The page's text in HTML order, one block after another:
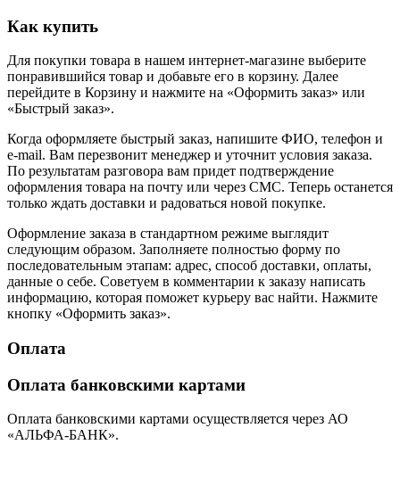
Как купить
Для покупки товара в нашем интернет-магазине выберите
понравившийся товар и добавьте его в корзину. Далее
перейдите в Корзину и нажмите на «Оформить заказ» или
«Быстрый заказ».
Когда оформляете быстрый заказ, напишите ФИО, телефон и
e-mail. Вам перезвонит менеджер и уточнит условия заказа.
По результатам разговора вам придет подтверждение
оформления товара на почту или через СМС. Теперь останется
только ждать доставки и радоваться новой покупке.
Оформление заказа в стандартном режиме выглядит
следующим образом. Заполняете полностью форму по
последовательным этапам: адрес, способ доставки, оплаты,
данные о себе. Советуем в комментарии к заказу написать
информацию, которая поможет курьеру вас найти. Нажмите
кнопку «Оформить заказ».
Оплата
Оплата банковскими картами
Оплата банковскими картами осуществляется через АО
«АЛЬФА-БАНК».